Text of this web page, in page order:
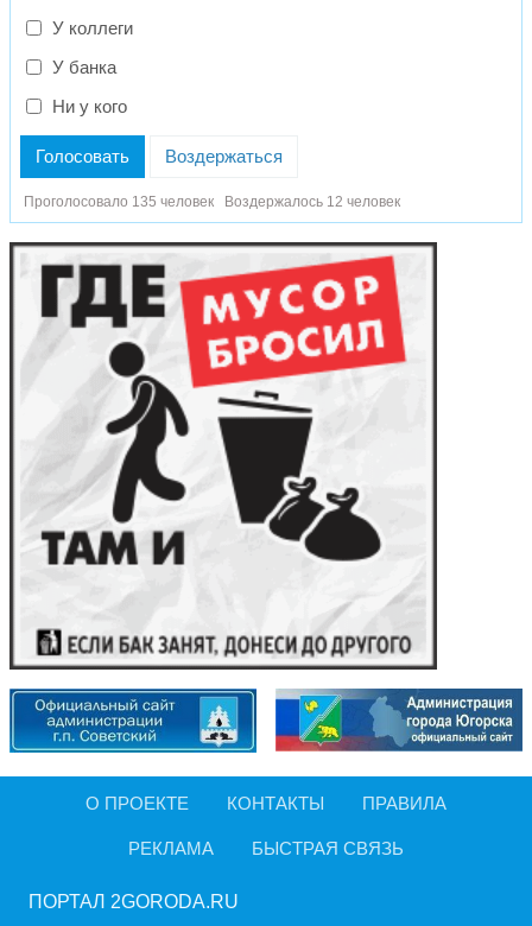
У коллеги
У банка
Ни у кого
Голосовать Воздержаться
Проголосовало 135 человек Воздержалось 12 человек
О ПРОЕКТЕ КОНТАКТЫ ПРАВИЛА
РЕКЛАМА БЫСТРАЯ СВЯЗЬ
ПОРТАЛ 2GORODA.RU